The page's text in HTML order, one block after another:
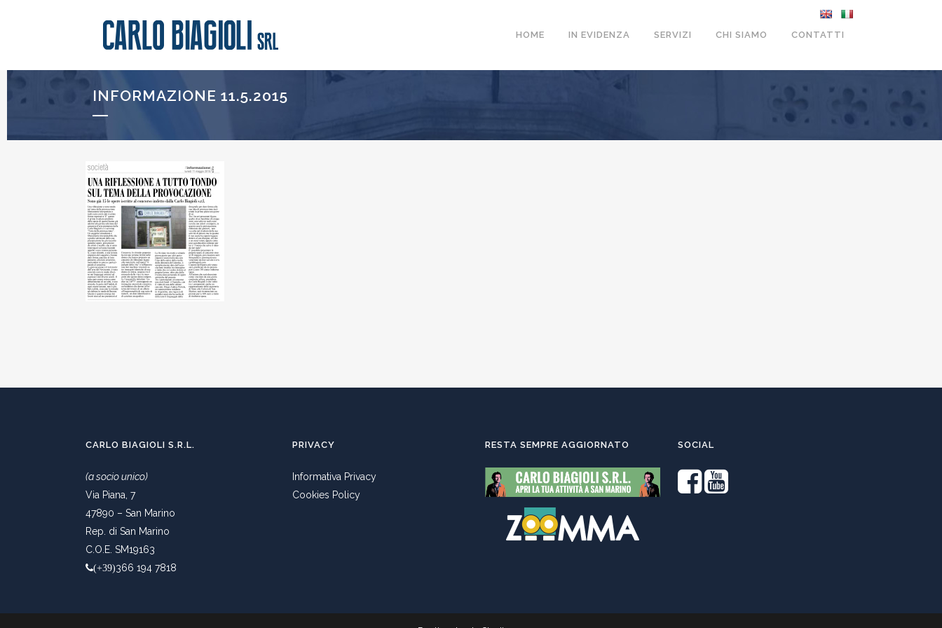
HOME IN EVIDENZA SERVIZI CHI SIAMO CONTATTI
INFORMAZIONE 11.5.2015
CARLO BIAGIOLI S.R.L.
(a socio unico)
Via Piana, 7
47890 – San Marino
Rep. di San Marino
C.O.E. SM19163
(+39)366 194 7818
PRIVACY
Informativa Privacy
Cookies Policy
RESTA SEMPRE AGGIORNATO SOCIAL